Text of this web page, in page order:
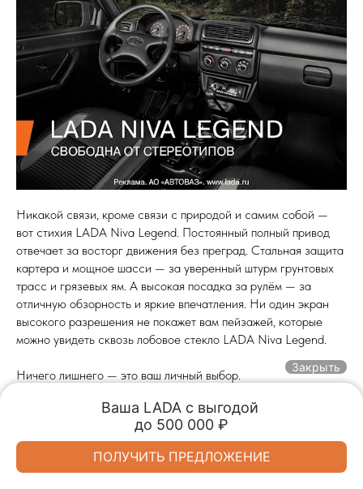
Никакой связи, кроме связи с природой и самим собой —
вот стихия LADA Niva Legend. Постоянный полный привод
отвечает за восторг движения без преград. Стальная защита
картера и мощное шасси — за уверенный штурм грунтовых
трасс и грязевых ям. А высокая посадка за рулём — за
отличную обзорность и яркие впечатления. Ни один экран
высокого разрешения не покажет вам пейзажей, которые
можно увидеть сквозь лобовое стекло LADA Niva Legend.
Ничего лишнего — это ваш личный выбор.
Закрыть
Ваша LADA с выгодой
до 500 000 ₽
ПОЛУЧИТЬ ПРЕДЛОЖЕНИЕ
LADA Автопрестиж
Акции Заказать
Спецпредложения
LADA Автопрестиж